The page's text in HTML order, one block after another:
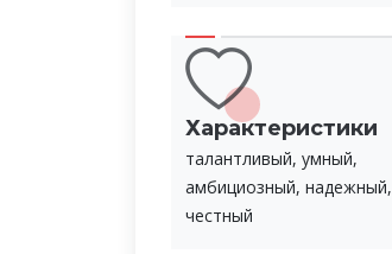
Характеристики
талантливый, умный,
амбициозный, надежный,
честный